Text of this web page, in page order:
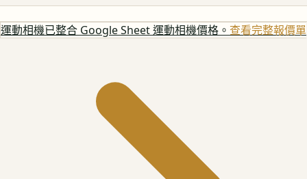
運動相機已整合 Google Sheet 運動相機價格。 查看完整報價單